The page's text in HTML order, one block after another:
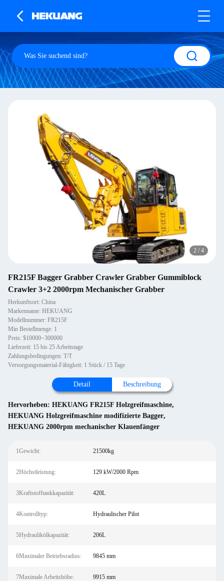
2 / 4
FR215F Bagger Grabber Crawler Grabber Gummiblock
Crawler 3+2 2000rpm Mechanischer Grabber
Herkunftsort: China
Markenname: HEKUANG
Modellnummer: FR215F
Min Bestellmenge: 1
Preis: $10000~300000
Lieferzeit: 15 bis 25 Arbeitstage
Zahlungsbedingungen: T/T
Versorgungsmaterial-Fähigkeit: 1 Stück / 15 Tage
Detail Beschreibung
Hervorheben: HEKUANG FR215F Holzgreifmaschine,
HEKUANG Holzgreifmaschine modifizierte Bagger,
HEKUANG 2000rpm mechanischer Klauenfänger
1Gewicht: 21500kg
2Höchstleistung: 129 kW/2000 Rpm
3Kraftstofftankkapazität: 420L
4Kontrolltyp: Hydraulischer Pilot
5Hydraulikölkapazität: 206L
6Maximaler Betriebsradius: 9845 mm
7Maximale Arbeitshöhe: 9915 mm